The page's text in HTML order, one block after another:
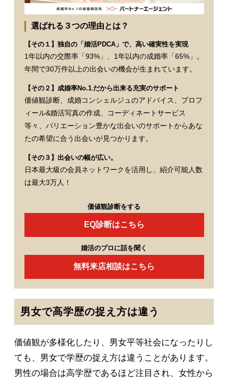
選ばれる３つの理由とは？
【その１】独自の「婚活PDCA」で、高い確実性を実現
1年以内の交際率「93%」、1年以内の成婚率「65%」。
年間で30万件以上の出会いの機会が生まれています。
【その２】成婚率No.1※だから出来る充実のサポート
価値観診断、成婚コンシェルジュのアドバイス、プロフ
ィール&婚活写真の作成、コーディネートサービス
等々、バリエーション豊かな出会いのサポートからあな
たの希望に合う出会いが見つかります。
【その３】出会いの幅が広い。
日本最大級の会員ネットワークを活用し、紹介可能人数
は最大3万人！
価値観診断をする
EQ診断はこちら
婚活のプロに話を聞く
無料来店相談はこちら
男女で高学歴の捉え方は違う
価値観が多様化したり、男女平等社会になったりし
ても、男女で学歴の捉え方は違うことがあります。
男性の場合は高学歴であるほど注目され、女性から